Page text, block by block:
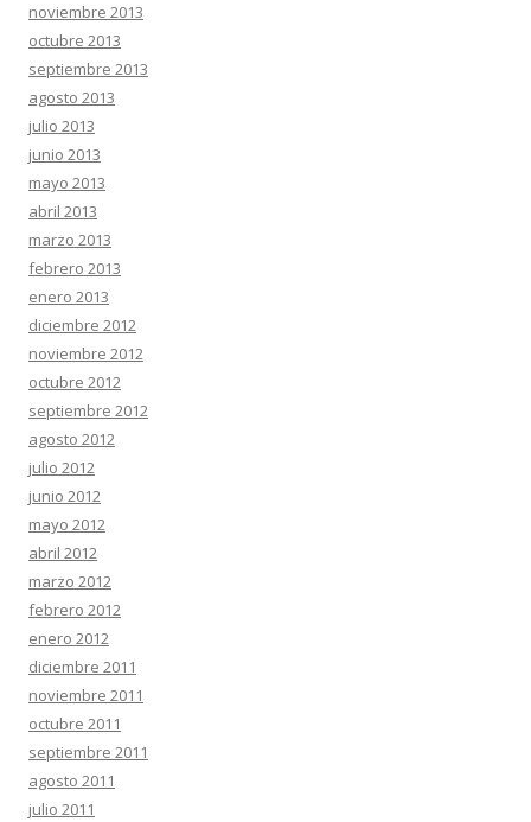
noviembre 2013
octubre 2013
septiembre 2013
agosto 2013
julio 2013
junio 2013
mayo 2013
abril 2013
marzo 2013
febrero 2013
enero 2013
diciembre 2012
noviembre 2012
octubre 2012
septiembre 2012
agosto 2012
julio 2012
junio 2012
mayo 2012
abril 2012
marzo 2012
febrero 2012
enero 2012
diciembre 2011
noviembre 2011
octubre 2011
septiembre 2011
agosto 2011
julio 2011